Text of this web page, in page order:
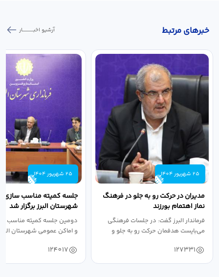
خبر‌های مرتبط آرشیو اخبـــــــــــار
25 شهریور 1404
مدیران در حرکت رو به جلو در فرهنگ
نماز اهتمام بورزند
فرماندار البرز گفت: در جلسات فرهنگی
می‌بایست هدفمان حرکت رو به جلو و
127331
25 شهریور 1404
جلسه کمیته مناسب سازی
شهرستان البرز برگزار شد
دومین جلسه کمیته مناسب
و اماکن عمومی شهرستان
124017